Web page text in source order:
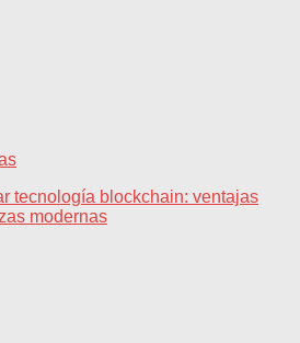
tecnología blockchain: ventajas
modernas